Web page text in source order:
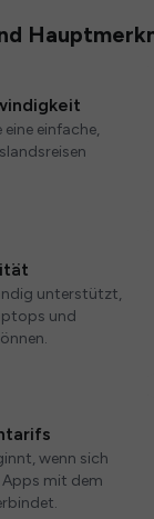
eine einfache,
unterstützt,
und
wenn sich
Apps mit dem